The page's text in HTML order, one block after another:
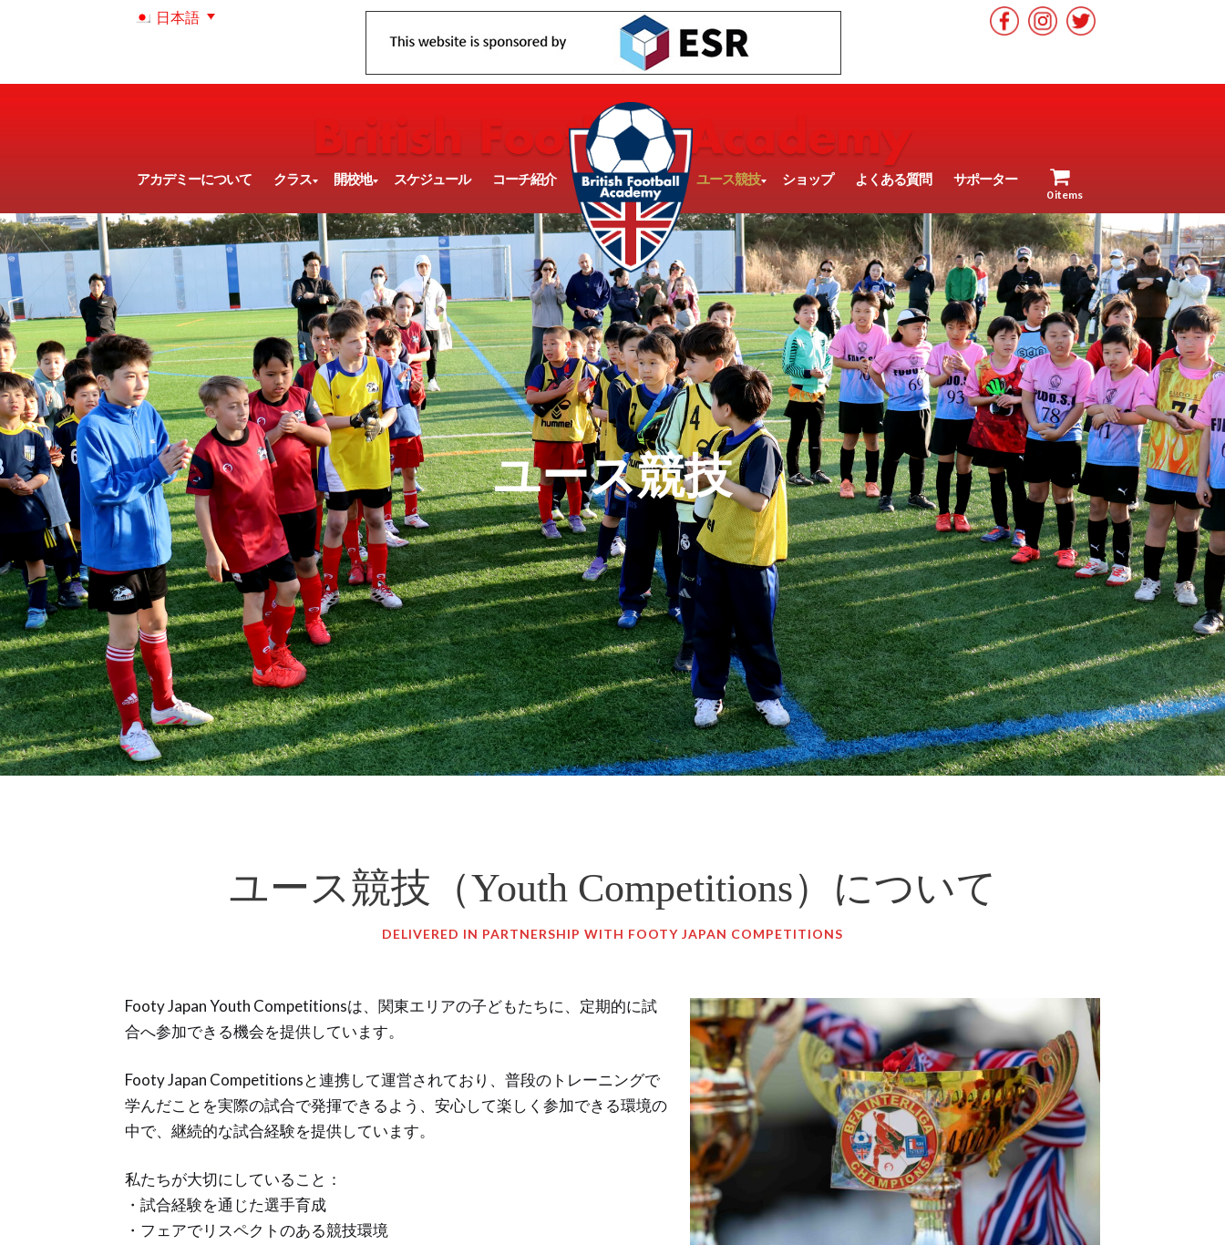
日本語
アカデミーについて クラス 開校地 スケジュール コーチ紹介 ユース競技 ショップ よくある質問 サポーター
0 items
ユース競技
ユース競技（Youth Competitions）について
DELIVERED IN PARTNERSHIP WITH FOOTY JAPAN COMPETITIONS
Footy Japan Youth Competitionsは、関東エリアの子どもたちに、定期的に試
合へ参加できる機会を提供しています。
Footy Japan Competitionsと連携して運営されており、普段のトレーニングで
学んだことを実際の試合で発揮できるよう、安心して楽しく参加できる環境の
中で、継続的な試合経験を提供しています。
私たちが大切にしていること：
・試合経験を通じた選手育成
・フェアでリスペクトのある競技環境